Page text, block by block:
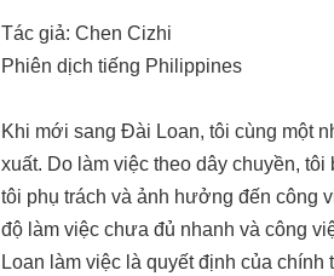
Tác giả: Chen Cizhi
Phiên dịch tiếng Philippines
Khi mới sang Đài Loan, tôi cùng một
xuất. Do làm việc theo dây chuyền,
tôi phụ trách và ảnh hưởng đến công
độ làm việc chưa đủ nhanh và công
Loan làm việc là quyết định của